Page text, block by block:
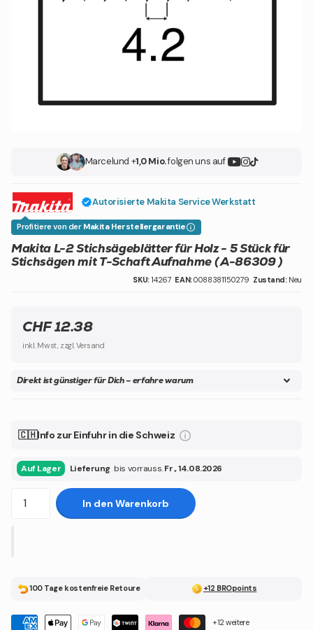
Marcelund +1,0 Mio.folgen uns auf
Autorisierte Makita Service Werkstatt
Profitiere von der Makita Herstellergarantie
Makita L-2 Stichsägeblätter für Holz - 5 Stück für
Stichsägen mit T-Schaft Aufnahme ( A-86309 )
SKU:14267 EAN:0088381150279 Zustand: Neu
CHF 12.38
inkl. Mwst, zzgl. Versand
Direkt ist günstiger für Dich – erfahre warum
🇨🇭Info zur Einfuhr in die Schweiz
Auf Lager Lieferung bis vorrauss.Fr., 14.08.2026
In den Warenkorb
100 Tage kostenfreie Retoure +12 BROpoints
+12 weitere